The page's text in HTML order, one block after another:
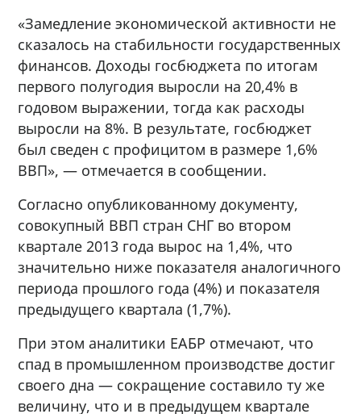
«Замедление экономической активности не
сказалось на стабильности государственных
финансов. Доходы госбюджета по итогам
первого полугодия выросли на 20,4% в
годовом выражении, тогда как расходы
выросли на 8%. В результате, госбюджет
был сведен с профицитом в размере 1,6%
ВВП», — отмечается в сообщении.
Согласно опубликованному документу,
совокупный ВВП стран СНГ во втором
квартале 2013 года вырос на 1,4%, что
значительно ниже показателя аналогичного
периода прошлого года (4%) и показателя
предыдущего квартала (1,7%).
При этом аналитики ЕАБР отмечают, что
спад в промышленном производстве достиг
своего дна — сокращение составило ту же
величину, что и в предыдущем квартале